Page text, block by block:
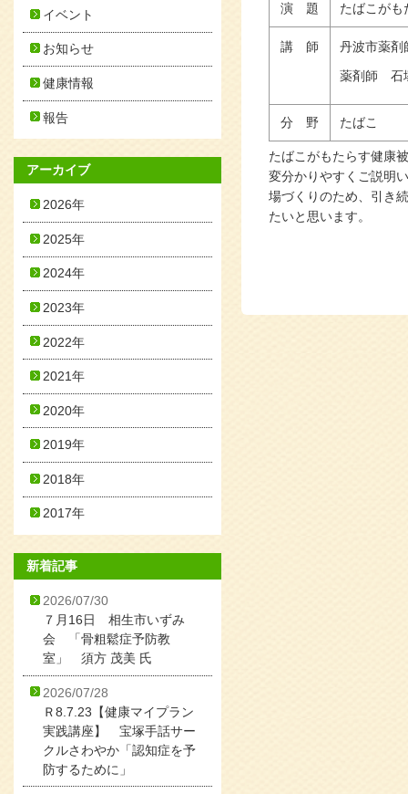
演 題 たばこがも
講 師
丹波市薬
薬剤師 石
分 野 たばこ
たばこがもたらす健康
変分かりやすくご説明
場づくりのため、引き
たいと思います。
イベント
お知らせ
健康情報
報告
アーカイブ
2026年
2025年
2024年
2023年
2022年
2021年
2020年
2019年
2018年
2017年
新着記事
2026/07/30
７月16日 相生市いずみ
会 「骨粗鬆症予防教
室」 須方 茂美 氏
2026/07/28
Ｒ8.7.23【健康マイプラン
実践講座】 宝塚手話サー
クルさわやか「認知症を予
防するために」